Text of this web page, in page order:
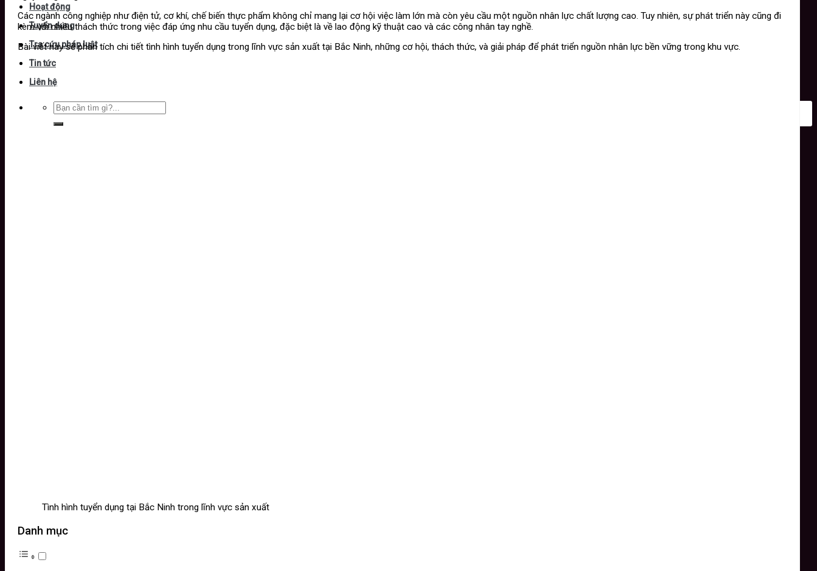
Hoạt động
Tuyển dụng
Tra cứu pháp luật
Tin tức
Liên hệ
Các ngành công nghiệp như điện tử, cơ khí, chế biến thực phẩm không chỉ mang lại cơ hội việc làm lớn mà còn yêu cầu một nguồn nhân lực chất lượng cao. Tuy nhiên, sự phát triển này cũng đi
kèm với nhiều thách thức trong việc đáp ứng nhu cầu tuyển dụng, đặc biệt là về lao động kỹ thuật cao và các công nhân tay nghề.
Bài viết này sẽ phân tích chi tiết tình hình tuyển dụng trong lĩnh vực sản xuất tại Bắc Ninh, những cơ hội, thách thức, và giải pháp để phát triển nguồn nhân lực bền vững trong khu vực.
Tình hình tuyển dụng tại Bắc Ninh trong lĩnh vực sản xuất
Danh mục